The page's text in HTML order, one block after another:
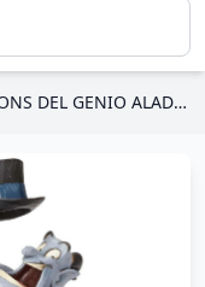
DISNEY TRADITIONS DEL GENIO ALADDÍN JIM SHORE